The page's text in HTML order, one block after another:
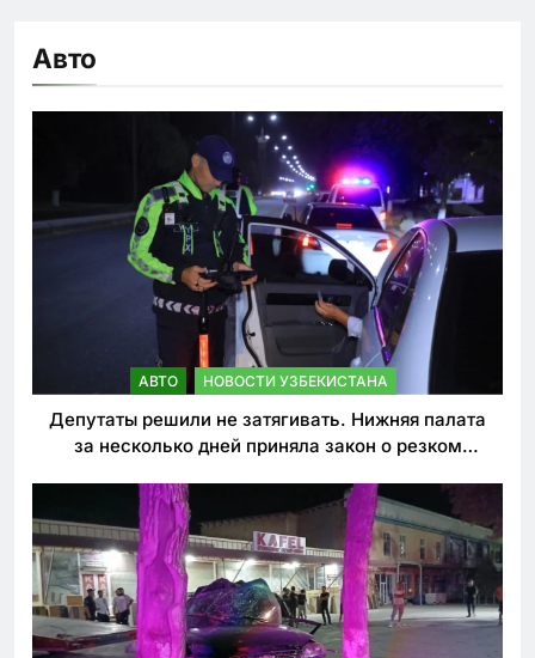
Авто
АВТО НОВОСТИ УЗБЕКИСТАНА
Депутаты решили не затягивать. Нижняя палата
за несколько дней приняла закон о резком